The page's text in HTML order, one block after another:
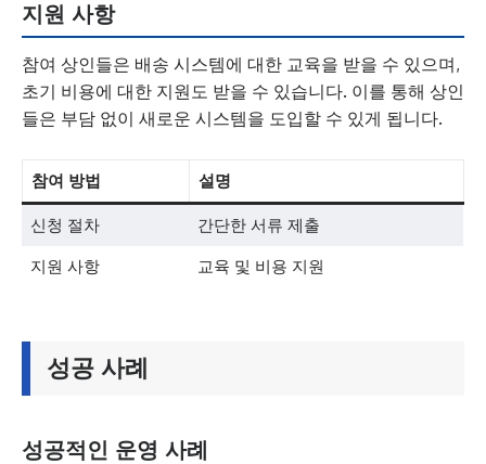
지원 사항
참여 상인들은 배송 시스템에 대한 교육을 받을 수 있으며,
초기 비용에 대한 지원도 받을 수 있습니다. 이를 통해 상인
들은 부담 없이 새로운 시스템을 도입할 수 있게 됩니다.
참여 방법 설명
신청 절차 간단한 서류 제출
지원 사항 교육 및 비용 지원
성공 사례
성공적인 운영 사례